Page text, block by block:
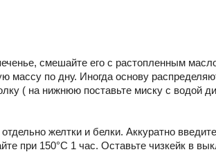
смешайте его с растопленным
по дну. Иногда основу
( на нижнюю поставьте миску с водой
желтки и белки. Аккуратно
при 150°С 1 час. Оставьте чизкейк в